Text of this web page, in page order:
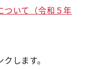
ついて（令和５年
します。